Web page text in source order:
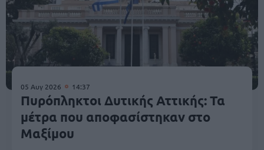
05 Αυγ 2026 14:37
Πυρόπληκτοι Δυτικής Αττικής: Τα
μέτρα που αποφασίστηκαν στο
Μαξίμου